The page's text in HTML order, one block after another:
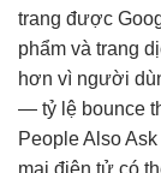
trang được
phẩm và trang
hơn vì người
— tỷ lệ bounce
People Also
mại điện tử có